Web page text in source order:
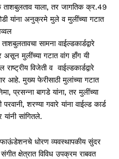
याला, तर जागतिक क्र.49
यांना अनुक्रमे मुले व मुलींच्या गटात
सामना वाईल्डकार्डद्वारे
असून मुलींच्या गटात वांग हाँग यी
विजेती व वाईल्डकार्डद्वारे
आहे. मुख्य फेरीसाठी मुलांच्या गटात
प्रसन्ना बागडे यांना, तर मुलींच्या
परवानी, शरण्या गवारे यांना वाईल्ड कार्ड
सांगितले.
धोरण व्यवस्थापकीय सुंदर
क्षेत्रात विविध उपक्रम राबवत